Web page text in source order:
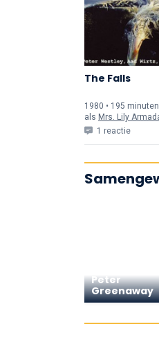
The Falls
1980 • 195 minuten
als Mrs. Lily
1 reactie
Peter
Greenaway